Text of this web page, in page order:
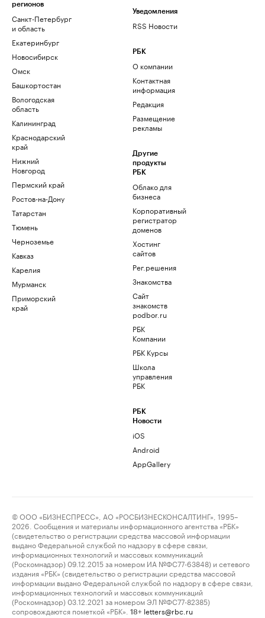
регионов
Санкт-Петербург
и область
Екатеринбург
Новосибирск
Омск
Башкортостан
Вологодская
область
Калининград
Краснодарский
край
Нижний
Новгород
Пермский край
Ростов-на-Дону
Татарстан
Тюмень
Черноземье
Кавказ
Карелия
Мурманск
Приморский
край
Уведомления
RSS Новости
РБК
О компании
Контактная
информация
Редакция
Размещение
рекламы
Другие
продукты
РБК
Облако для
бизнеса
Корпоративный
регистратор
доменов
Хостинг
сайтов
Рег.решения
Знакомства
Сайт
знакомств
podbor.ru
РБК
Компании
РБК Курсы
Школа
управления
РБК
РБК
Новости
iOS
Android
AppGallery
© ООО «БИЗНЕСПРЕСС», АО «РОСБИЗНЕСКОНСАЛТИНГ», 1995–
2026. Сообщения и материалы информационного агентства «РБК»
(свидетельство о регистрации средства массовой информации
выдано Федеральной службой по надзору в сфере связи,
информационных технологий и массовых коммуникаций
(Роскомнадзор) 09.12.2015 за номером ИА №ФС77-63848) и сетевого
издания «РБК» (свидетельство о регистрации средства массовой
информации выдано Федеральной службой по надзору в сфере связи,
информационных технологий и массовых коммуникаций
(Роскомнадзор) 03.12.2021 за номером ЭЛ №ФС77-82385)
сопровождаются пометкой «РБК».
18+ letters@rbc.ru